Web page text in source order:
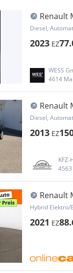
Renault
115 EDC -
Diesel,
2023 EZ
WESS
4614
Renault
Diesel,
2013 EZ
KFZ-
Renault
LED HEAD-
Hybrid Elektro/
2021 EZ